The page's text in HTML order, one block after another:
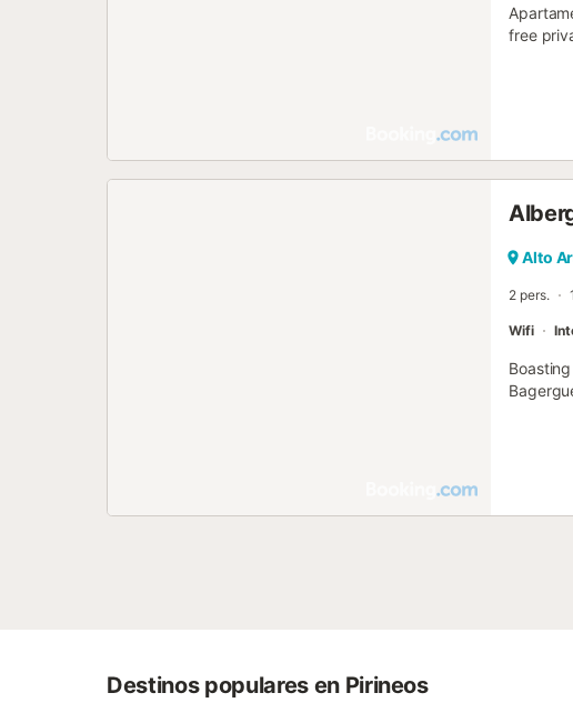
free
Alto
2 pers.
Wifi
Destinos populares en Pirineos